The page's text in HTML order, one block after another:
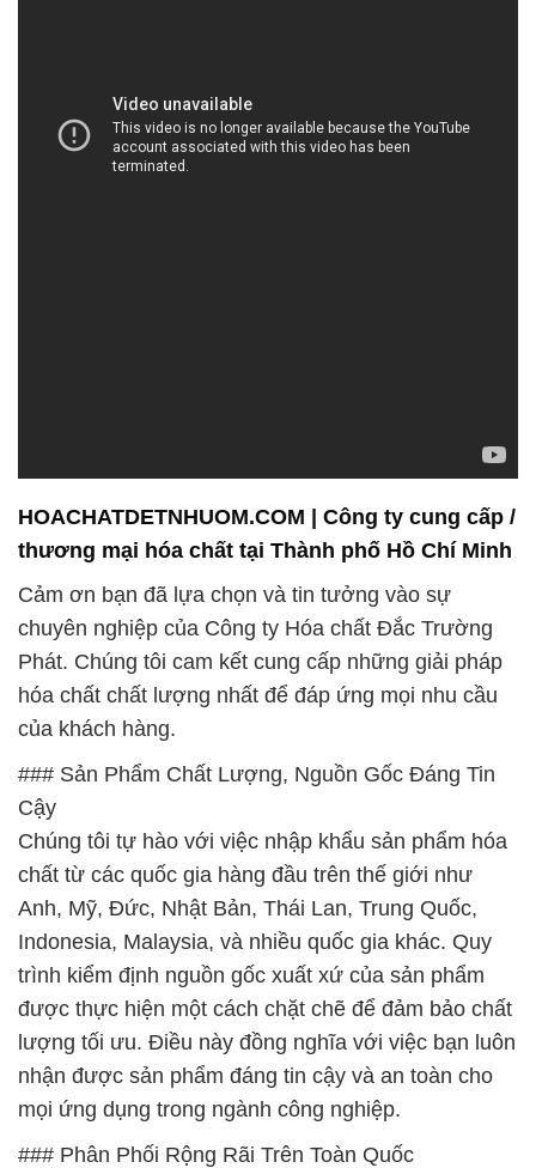
HOACHATDETNHUOM.COM | Công ty cung cấp /
thương mại hóa chất tại Thành phố Hồ Chí Minh
Cảm ơn bạn đã lựa chọn và tin tưởng vào sự
chuyên nghiệp của Công ty Hóa chất Đắc Trường
Phát. Chúng tôi cam kết cung cấp những giải pháp
hóa chất chất lượng nhất để đáp ứng mọi nhu cầu
của khách hàng.
### Sản Phẩm Chất Lượng, Nguồn Gốc Đáng Tin
Cậy
Chúng tôi tự hào với việc nhập khẩu sản phẩm hóa
chất từ các quốc gia hàng đầu trên thế giới như
Anh, Mỹ, Đức, Nhật Bản, Thái Lan, Trung Quốc,
Indonesia, Malaysia, và nhiều quốc gia khác. Quy
trình kiểm định nguồn gốc xuất xứ của sản phẩm
được thực hiện một cách chặt chẽ để đảm bảo chất
lượng tối ưu. Điều này đồng nghĩa với việc bạn luôn
nhận được sản phẩm đáng tin cậy và an toàn cho
mọi ứng dụng trong ngành công nghiệp.
### Phân Phối Rộng Rãi Trên Toàn Quốc